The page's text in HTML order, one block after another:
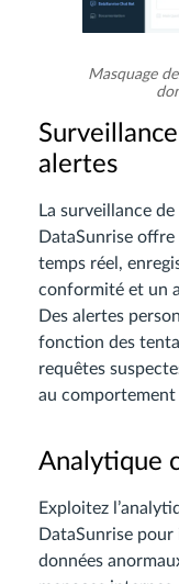
Masquage
alertes
La surveillance
DataSunrise
temps réel,
conformité et un
Des alertes
fonction des
requêtes
au
Analytique
Exploitez
DataSunrise pour
données